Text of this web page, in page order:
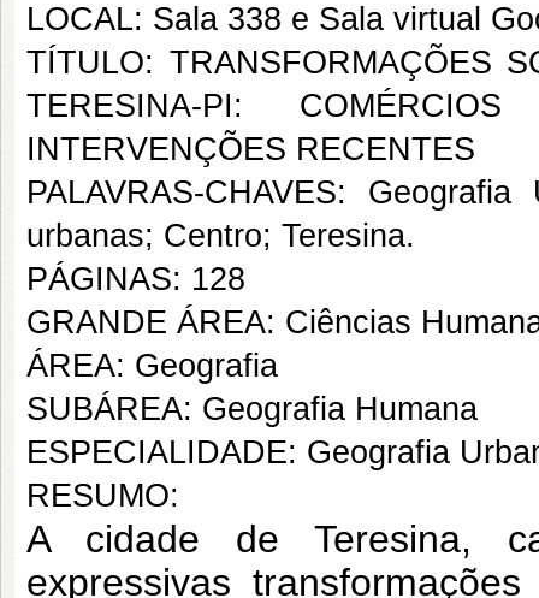
LOCAL: Sala 338 e Sala virtual
TÍTULO: TRANSFORMAÇÕES
TERESINA-PI:
INTERVENÇÕES RECENTES
PALAVRAS-CHAVES:
urbanas; Centro; Teresina.
PÁGINAS: 128
GRANDE ÁREA: Ciências
ÁREA: Geografia
SUBÁREA: Geografia Humana
ESPECIALIDADE: Geografia
RESUMO:
A cidade de Teresina,
expressivas